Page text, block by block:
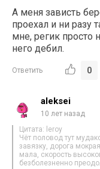
А меня зависть
проехал и ни разу
мне, регик просто
него дебил.
Ответить 0
aleksei
10 лет назад
Цитата: leroy
Чёт половод тут
завязку, дорога
мала, скорость
безболезненно